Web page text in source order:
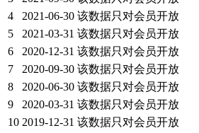
4
2021-06-30 该数据只对会员开放
5
2021-03-31 该数据只对会员开放
6
2020-12-31 该数据只对会员开放
7
2020-09-30 该数据只对会员开放
8
2020-06-30 该数据只对会员开放
9
2020-03-31 该数据只对会员开放
10 2019-12-31 该数据只对会员开放